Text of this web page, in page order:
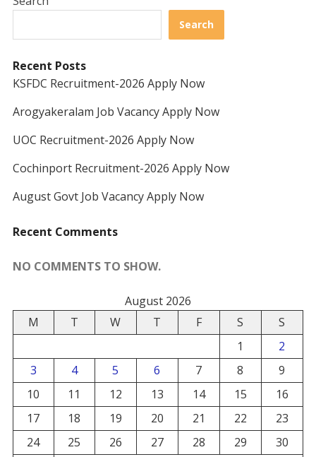
Search
Recent Posts
KSFDC Recruitment-2026 Apply Now
Arogyakeralam Job Vacancy Apply Now
UOC Recruitment-2026 Apply Now
Cochinport Recruitment-2026 Apply Now
August Govt Job Vacancy Apply Now
Recent Comments
NO COMMENTS TO SHOW.
August 2026
M
T W T F S
S
1
2
3
4 5 6 7 8
9
10
11 12 13 14 15
16
17
18 19 20 21 22
23
24
25 26 27 28 29
30